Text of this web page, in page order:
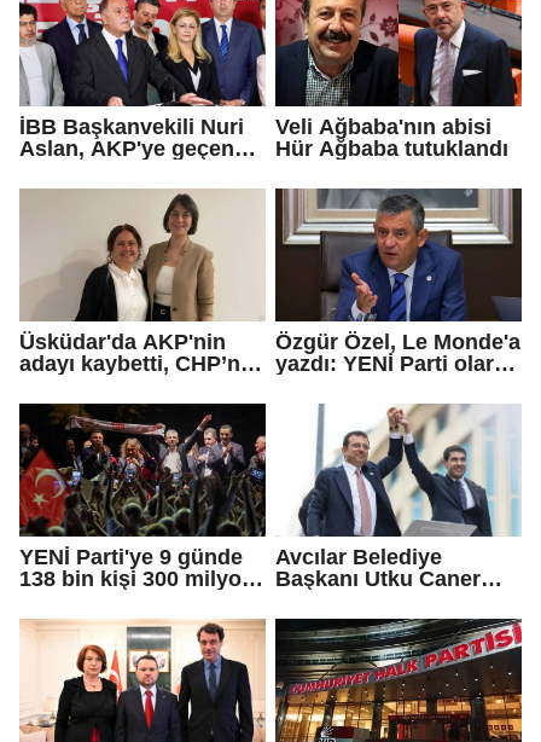
İBB Başkanvekili Nuri
Aslan, AKP'ye geçen
iddialarına yanıt verdi
Veli Ağbaba'nın abisi
Hür Ağbaba tutuklandı
Üsküdar'da AKP'nin
adayı kaybetti, CHP’nin
Çetinkaya Başkan
Vekili seçildi
Özgür Özel, Le Monde'a
yazdı: YENİ Parti olarak
öneriyoruz
YENİ Parti'ye 9 günde
138 bin kişi 300 milyon
Avcılar Belediye
Başkanı Utku Caner
kararı